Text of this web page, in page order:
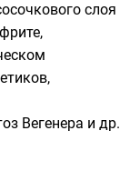
слоя
Вегенера и др.